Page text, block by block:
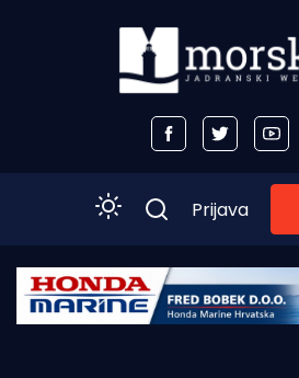
Početna
Prijava